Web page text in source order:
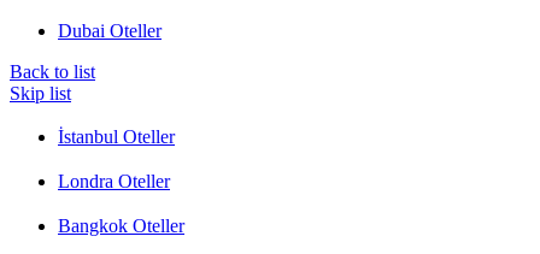
Dubai Oteller
Back to list
Skip list
İstanbul Oteller
Londra Oteller
Bangkok Oteller